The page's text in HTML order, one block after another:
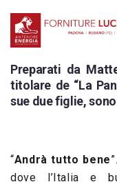
Preparati da
titolare de “La
sue due figlie,
“Andrà tutto bene
dove l’Italia e